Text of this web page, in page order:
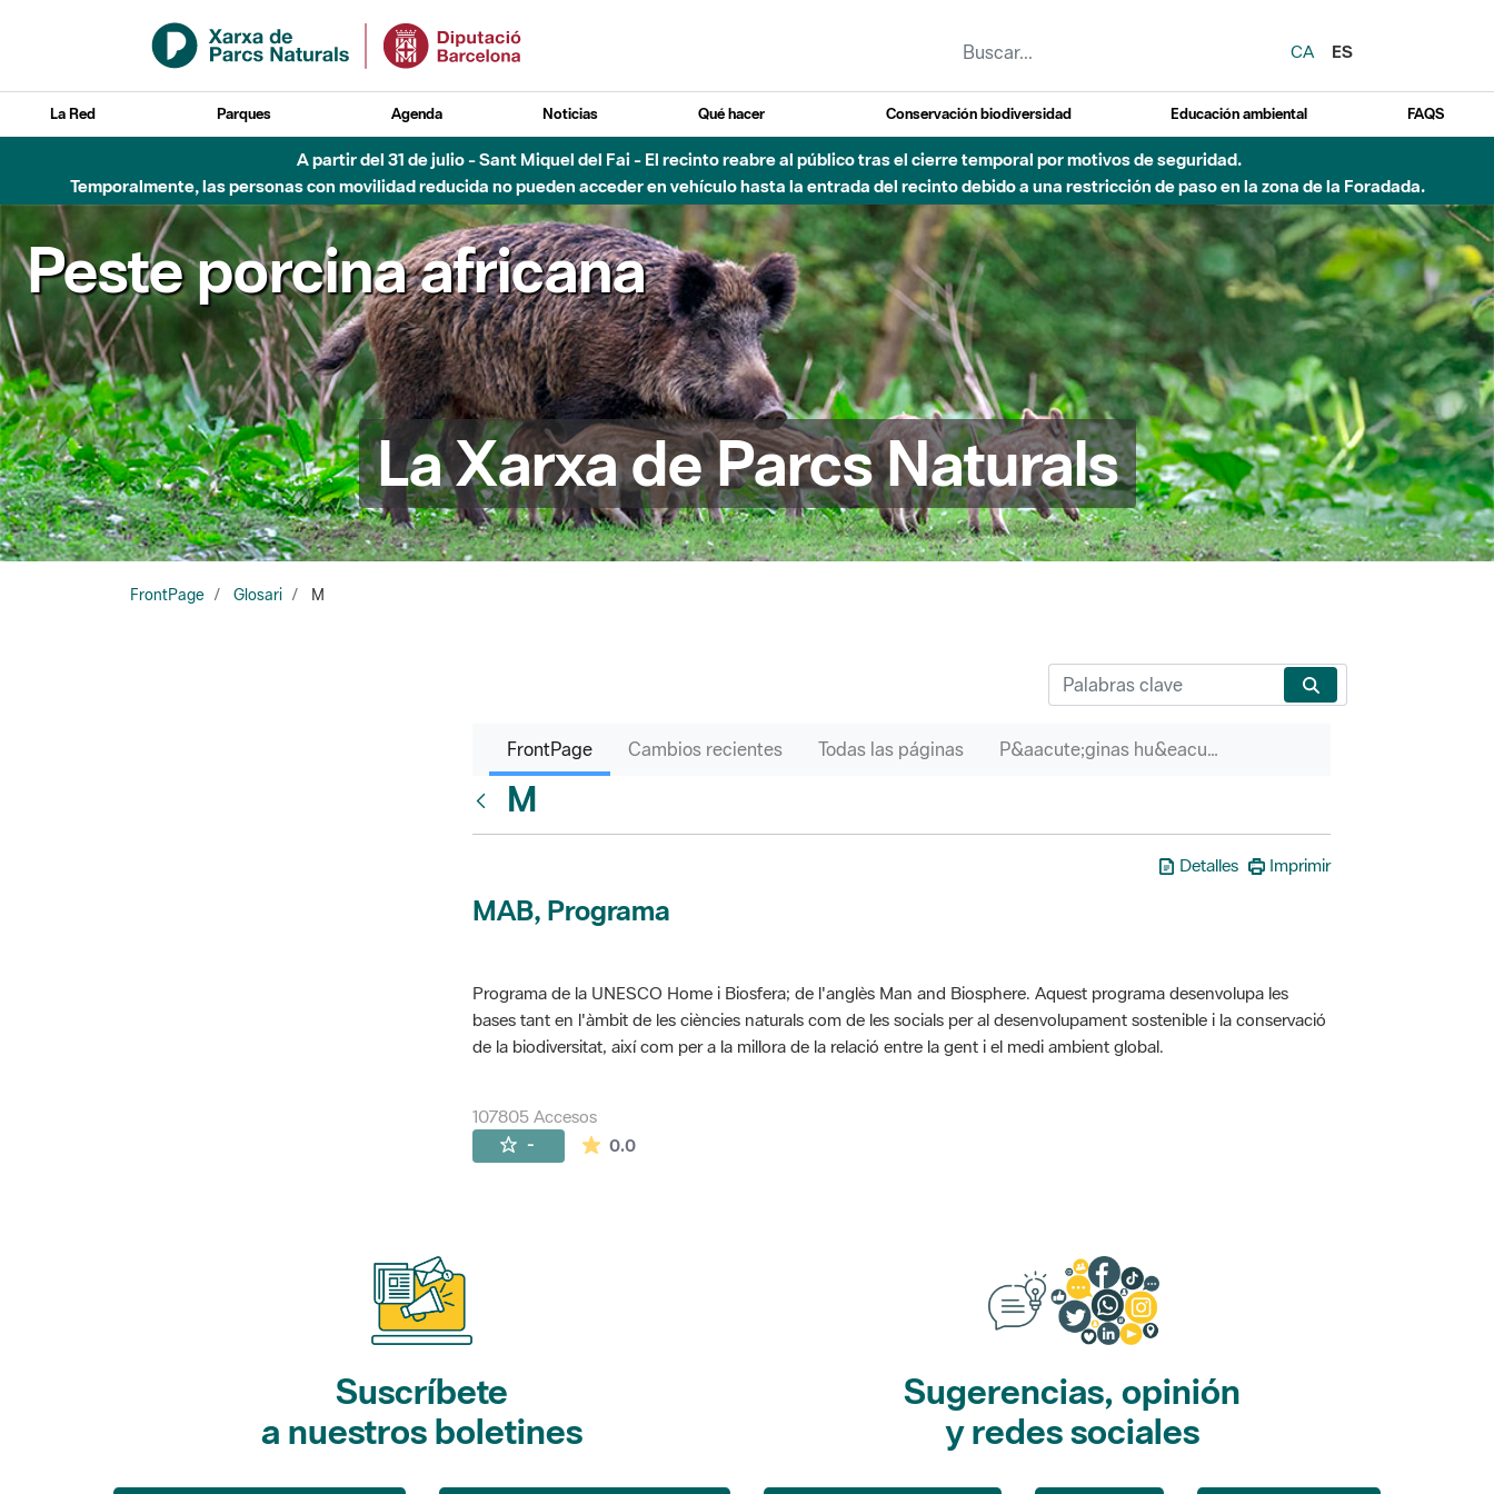
Saltar al contenido principal
CA
ES
La Red Parques Agenda Noticias Qué hacer Conservación biodiversidad Educación ambiental FAQS
A partir del 31 de julio - Sant Miquel del Fai - El recinto reabre al público tras el cierre temporal por motivos de seguridad.
Temporalmente, las personas con movilidad reducida no pueden acceder en vehículo hasta la entrada del recinto debido a una restricción de paso en la zona de la Foradada.
Peste porcina africana
La Xarxa de Parcs Naturals
FrontPage Glosari M
FrontPage Cambios recientes Todas las páginas P&aacute;ginas hu&eacute;rfanas
M
Detalles Imprimir
MAB, Programa
Programa de la UNESCO Home i Biosfera; de l'anglès Man and Biosphere. Aquest programa desenvolupa les
bases tant en l'àmbit de les ciències naturals com de les socials per al desenvolupament sostenible i la conservació
de la biodiversitat, així com per a la millora de la relació entre la gent i el medi ambient global.
107805 Accesos
- 0.0La valoración media es de 0 estrellas de 5.
Suscríbete
a nuestros boletines
Sugerencias, opinión
y redes sociales